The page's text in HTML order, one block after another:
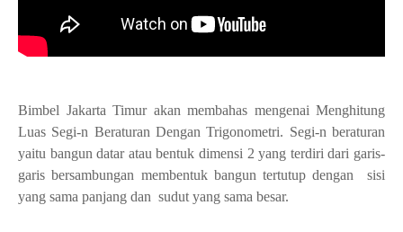
Bimbel Jakarta Timur akan membahas mengenai Menghitung
Luas Segi-n Beraturan Dengan Trigonometri. Segi-n beraturan
yaitu bangun datar atau bentuk dimensi 2 yang terdiri dari garis-
garis bersambungan membentuk bangun tertutup dengan sisi
yang sama panjang dan sudut yang sama besar.